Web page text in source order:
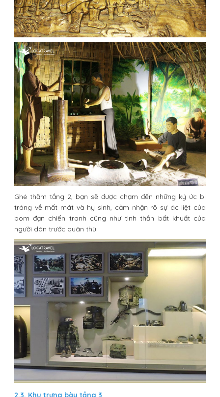
Ghé thăm tầng 2, bạn sẽ được chạm đến những ký ức bi
tráng về mất mát và hy sinh, cảm nhận rõ sự ác liệt của
bom đạn chiến tranh cũng như tinh thần bất khuất của
người dân trước quân thù.
2.3. Khu trưng bày tầng 3